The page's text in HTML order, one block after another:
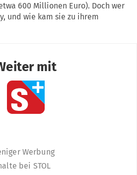
600 Millionen Euro). Doch wer
und wie kam sie zu ihrem